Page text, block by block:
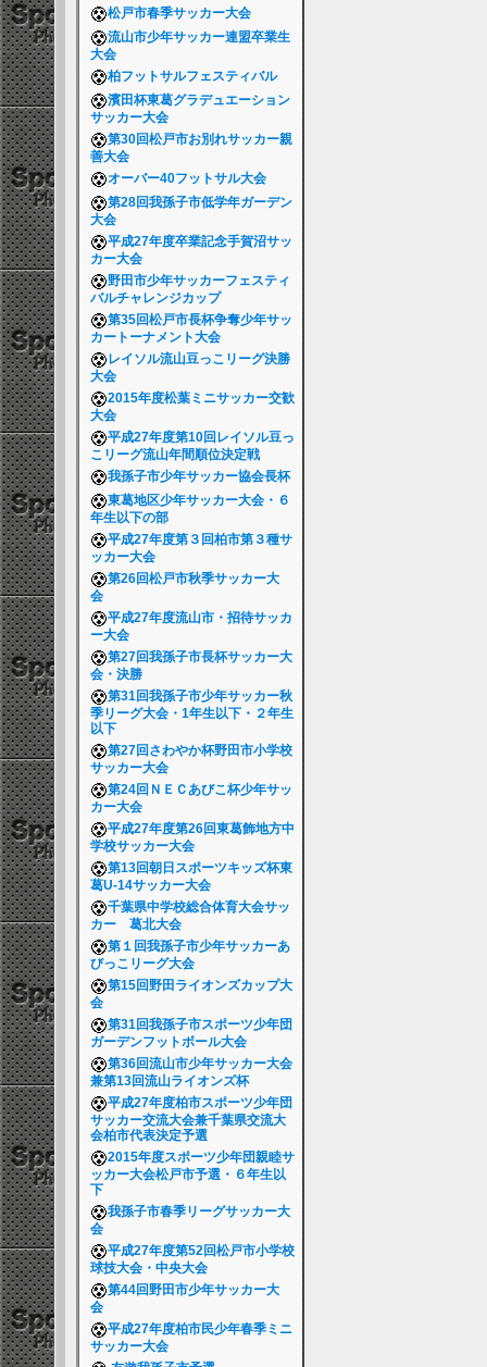
松戸市春季サッカー大会
流山市少年サッカー連盟卒業生
大会
柏フットサルフェスティバル
濱田杯東葛グラデュエーション
サッカー大会
第30回松戸市お別れサッカー親
善大会
オーバー40フットサル大会
第28回我孫子市低学年ガーデン
大会
平成27年度卒業記念手賀沼サッ
カー大会
野田市少年サッカーフェスティ
バルチャレンジカップ
第35回松戸市長杯争奪少年サッ
カートーナメント大会
レイソル流山豆っこリーグ決勝
大会
2015年度松葉ミニサッカー交歓
大会
平成27年度第10回レイソル豆っ
こリーグ流山年間順位決定戦
我孫子市少年サッカー協会長杯
東葛地区少年サッカー大会・６
年生以下の部
平成27年度第３回柏市第３種サ
ッカー大会
第26回松戸市秋季サッカー大
会
平成27年度流山市・招待サッカ
ー大会
第27回我孫子市長杯サッカー大
会・決勝
第31回我孫子市少年サッカー秋
季リーグ大会・1年生以下・２年生
以下
第27回さわやか杯野田市小学校
サッカー大会
第24回ＮＥＣあびこ杯少年サッ
カー大会
平成27年度第26回東葛飾地方中
学校サッカー大会
第13回朝日スポーツキッズ杯東
葛U-14サッカー大会
千葉県中学校総合体育大会サッ
カー 葛北大会
第１回我孫子市少年サッカーあ
びっこリーグ大会
第15回野田ライオンズカップ大
会
第31回我孫子市スポーツ少年団
ガーデンフットボール大会
第36回流山市少年サッカー大会
兼第13回流山ライオンズ杯
平成27年度柏市スポーツ少年団
サッカー交流大会兼千葉県交流大
会柏市代表決定予選
2015年度スポーツ少年団親睦サ
ッカー大会松戸市予選・６年生以
下
我孫子市春季リーグサッカー大
会
平成27年度第52回松戸市小学校
球技大会・中央大会
第44回野田市少年サッカー大
会
平成27年度柏市民少年春季ミニ
サッカー大会